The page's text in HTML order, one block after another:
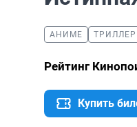
АНИМЕ ТРИЛЛЕР
Рейтинг
Купить